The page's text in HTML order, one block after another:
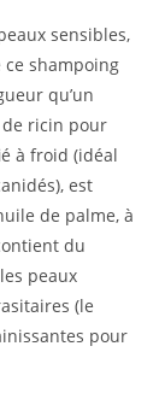
sensibles,
shampoing
qu’un
ricin pour
à froid (idéal
est
de palme, à
du
peaux
(le
pour